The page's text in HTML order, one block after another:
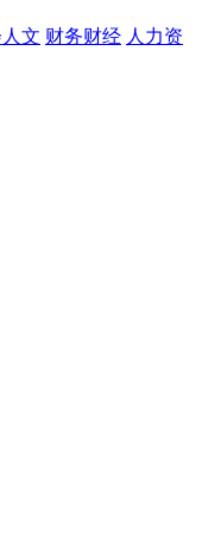
文 财务财经 人力资